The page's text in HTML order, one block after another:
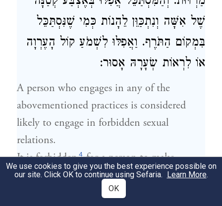
שֶׁל אִשָּׁה וְנִתְכַּוֵּן לֵהָנוֹת כְּמִי שֶׁנִּסְתַּכֵּל
בִּמְקוֹם הַתֹּרֶף. וַאֲפִלּוּ לִשְׁמֹעַ קוֹל הָעֶרְוָה
אוֹ לִרְאוֹת שְׂעָרָהּ אָסוּר:
A person who engages in any of the
abovementioned practices is considered
likely to engage in forbidden sexual
relations.
It is forbidden4for a person to make
motions with his hands or feet or wink
with his eyes to one of the
We use cookies to give you the best experience possible on
our site. Click OK to continue using Sefaria. Learn More.
OK